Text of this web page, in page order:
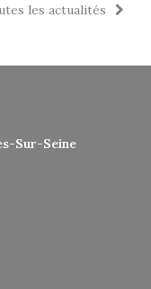
les actualités
Sur-Seine